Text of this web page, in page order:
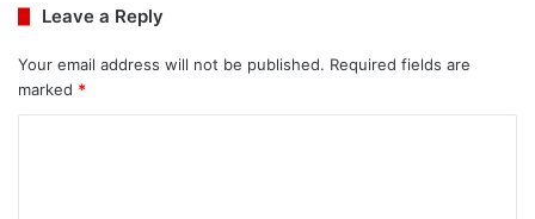
Leave a Reply
Your email address will not be published. Required fields are
marked *